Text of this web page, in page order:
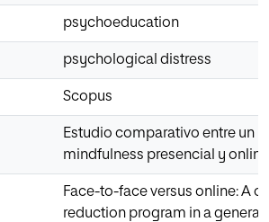
psychoeducation
psychological distress
Scopus
Estudio comparativo entre un
mindfulness presencial y
Face-to-face versus online: A
reduction program in a